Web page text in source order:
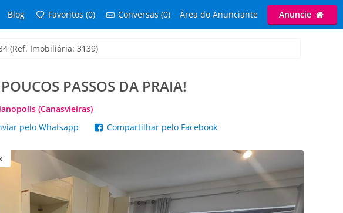
Blog Favoritos (0) Conversas (0) Área do Anunciante Anuncie
(Ref. Imobiliária: 3139)
PASSOS DA PRAIA!
(Canasvieiras)
pelo Whatsapp Compartilhar pelo Facebook